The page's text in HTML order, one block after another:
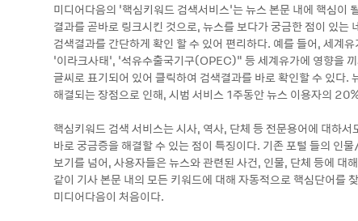
미디어다음의 ‘핵심키워드 검색서비스’는 뉴스 본문 내에 핵심이
결과를 곧바로 링크시킨 것으로, 뉴스를 보다가 궁금한 점이 있는
검색결과를 간단하게 확인 할 수 있어 편리하다. 예를 들어, 세계
‘이라크사태’, ‘석유수출국기구(OPEC)“ 등 세계유가에 영향을
글씨로 표기되어 있어 클릭하여 검색결과를 바로 확인할 수 있다.
해결되는 장점으로 인해, 시범 서비스 1주동안 뉴스 이용자의
핵심키워드 검색 서비스는 시사, 역사, 단체 등 전문용어에 대하
바로 궁금증을 해결할 수 있는 점이 특징이다. 기존 포털 들의 인
보기를 넘어, 사용자들은 뉴스와 관련된 사건, 인물, 단체 등에 대
같이 기사 본문 내의 모든 키워드에 대해 자동적으로 핵심단어를
미디어다음이 처음이다.